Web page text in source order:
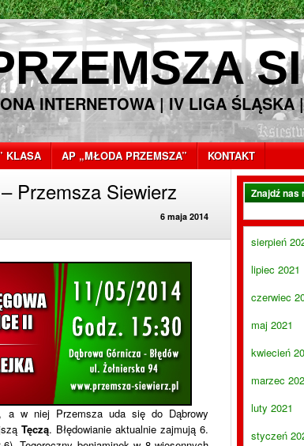
INTERNETOWA | IV LIGA ŚLĄSKA
KLASA AP „MŁODA PRZEMSZA” KONTAKT
Przemsza Siewierz
6 maja 2014
a w niej Przemsza uda się do Dąbrowy
Tęczą. Błędowianie aktualnie zajmują 6.
Znajdź nas
sierpień
lipiec 2021
czerwiec
maj 2021
kwiecień
marzec
luty 2021
styczeń